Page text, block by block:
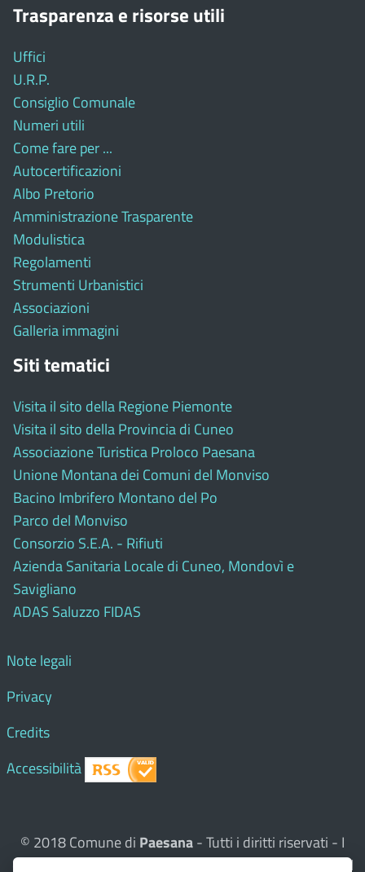
Trasparenza e risorse utili
Uffici
U.R.P.
Consiglio Comunale
Numeri utili
Come fare per ...
Autocertificazioni
Albo Pretorio
Amministrazione Trasparente
Modulistica
Regolamenti
Strumenti Urbanistici
Associazioni
Galleria immagini
Siti tematici
Visita il sito della Regione Piemonte
Visita il sito della Provincia di Cuneo
Associazione Turistica Proloco Paesana
Unione Montana dei Comuni del Monviso
Bacino Imbrifero Montano del Po
Parco del Monviso
Consorzio S.E.A. - Rifiuti
Azienda Sanitaria Locale di Cuneo, Mondovì e
Savigliano
ADAS Saluzzo FIDAS
Note legali
Privacy
Credits
Accessibilità
© 2018 Comune di Paesana- Tutti i diritti riservati - I
contenuti del sito, testi e immagini sono di proprietà del